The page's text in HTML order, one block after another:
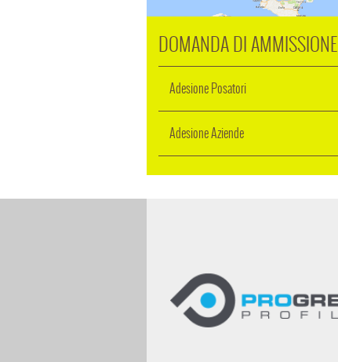
DOMANDA DI AMMISSIONE
Adesione Posatori
Adesione Aziende